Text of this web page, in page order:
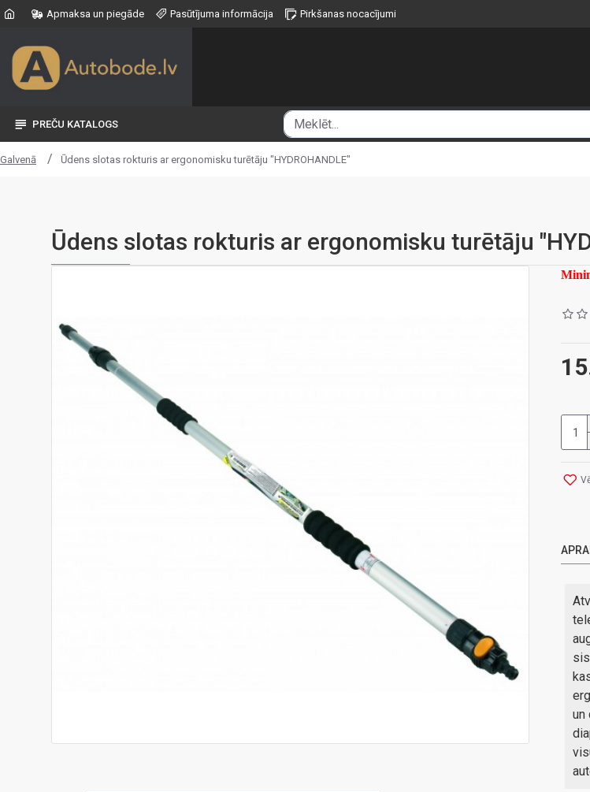
Apmaksa un piegāde Pasūtījuma informācija Pirkšanas nocacījumi
PREČU KATALOGS
Galvenā Ūdens slotas rokturis ar ergonomisku turētāju "HYDROHANDLE"
Ūdens slotas rokturis ar ergonomisku turētāju
un